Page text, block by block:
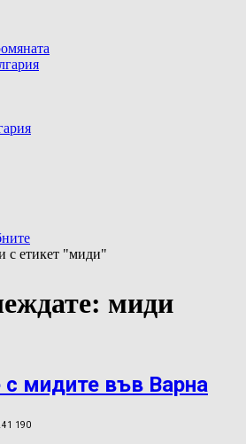
с етикет "миди"
миди
с мидите във Варна
1 190